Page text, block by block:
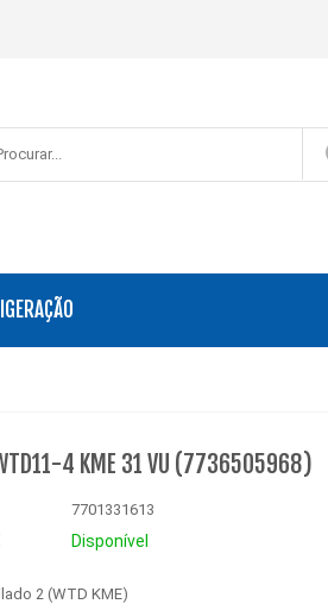
4 KME 31 VU (7736505968)
7701331613
Disponível
2 (WTD KME)